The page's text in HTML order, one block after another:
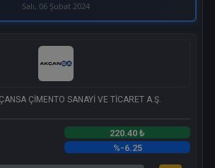
Salı, 06 Şubat 2024
ÇİMENTO SANAYİ VE TİCARET A.Ş.
220.40 ₺
%-6.25